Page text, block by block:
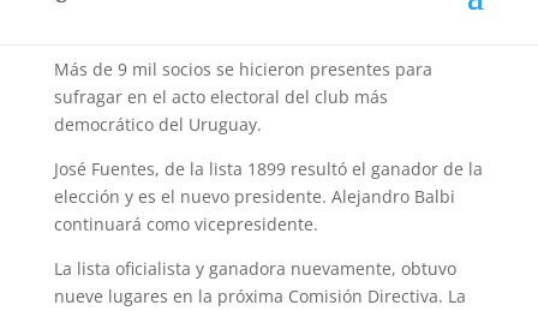
Más de 9 mil socios se hicieron presentes para
sufragar en el acto electoral del club más
democrático del Uruguay.
José Fuentes, de la lista 1899 resultó el ganador de la
elección y es el nuevo presidente. Alejandro Balbi
continuará como vicepresidente.
La lista oficialista y ganadora nuevamente, obtuvo
nueve lugares en la próxima Comisión Directiva. La